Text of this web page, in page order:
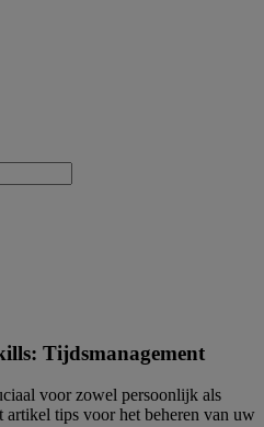
Tijdsmanagement
voor zowel persoonlijk als
artikel tips voor het beheren van uw